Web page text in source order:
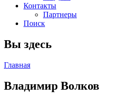
Контакты
Партнеры
Поиск
Вы здесь
Главная
Владимир Волков